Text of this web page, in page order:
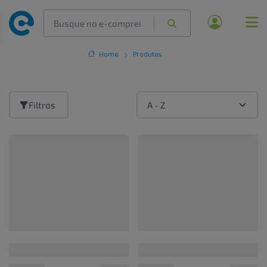
Home Produtos
Filtros